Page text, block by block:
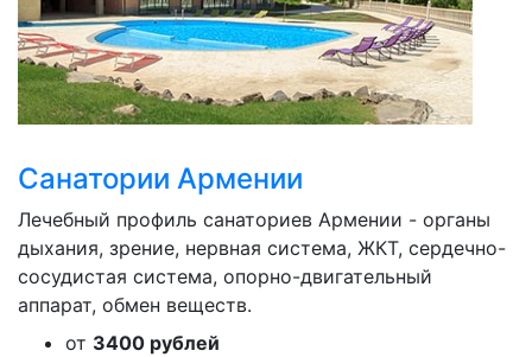
Санатории Армении
Лечебный профиль санаториев Армении - органы
дыхания, зрение, нервная система, ЖКТ, сердечно-
сосудистая система, опорно-двигательный
аппарат, обмен веществ.
от 3400 рублей